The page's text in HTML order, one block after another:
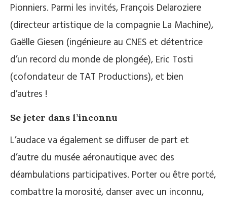
Pionniers. Parmi les invités, François Delaroziere
(directeur artistique de la compagnie La Machine),
Gaëlle Giesen (ingénieure au CNES et détentrice
d’un record du monde de plongée), Eric Tosti
(cofondateur de TAT Productions), et bien
d’autres !
Se jeter dans l’inconnu
L’audace va également se diffuser de part et
d’autre du musée aéronautique avec des
déambulations participatives. Porter ou être porté,
combattre la morosité, danser avec un inconnu,